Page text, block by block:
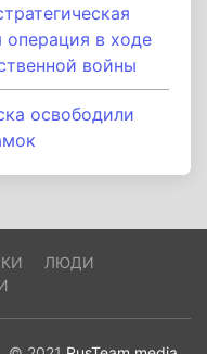
операция в ходе
войны
освободили
ЛЮДИ